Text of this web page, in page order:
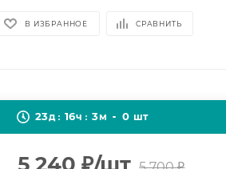
В ИЗБРАННОЕ СРАВНИТЬ
23д 16ч 3м 0 шт